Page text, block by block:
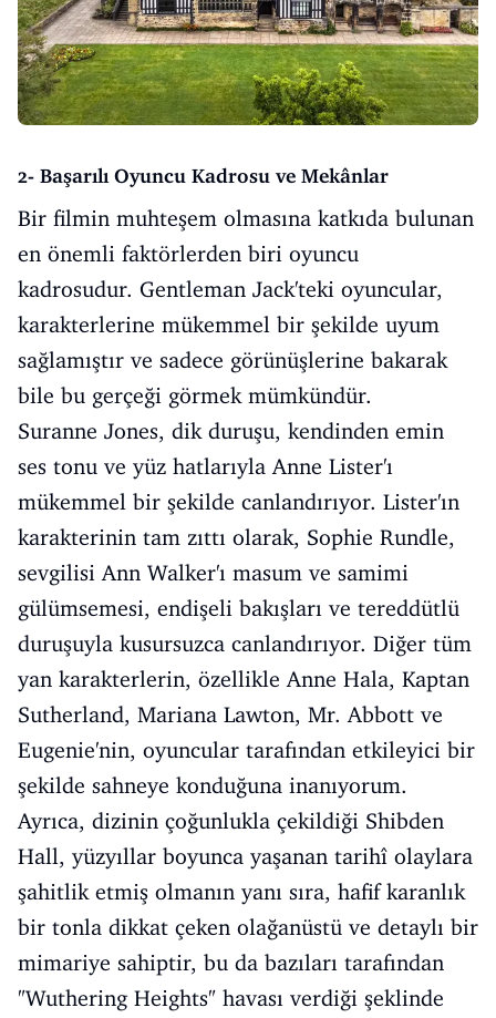
2- Başarılı Oyuncu Kadrosu ve Mekânlar
Bir filmin muhteşem olmasına katkıda bulunan
en önemli faktörlerden biri oyuncu
kadrosudur. Gentleman Jack'teki oyuncular,
karakterlerine mükemmel bir şekilde uyum
sağlamıştır ve sadece görünüşlerine bakarak
bile bu gerçeği görmek mümkündür.
Suranne Jones, dik duruşu, kendinden emin
ses tonu ve yüz hatlarıyla Anne Lister'ı
mükemmel bir şekilde canlandırıyor. Lister'ın
karakterinin tam zıttı olarak, Sophie Rundle,
sevgilisi Ann Walker'ı masum ve samimi
gülümsemesi, endişeli bakışları ve tereddütlü
duruşuyla kusursuzca canlandırıyor. Diğer tüm
yan karakterlerin, özellikle Anne Hala, Kaptan
Sutherland, Mariana Lawton, Mr. Abbott ve
Eugenie'nin, oyuncular tarafından etkileyici bir
şekilde sahneye konduğuna inanıyorum.
Ayrıca, dizinin çoğunlukla çekildiği Shibden
Hall, yüzyıllar boyunca yaşanan tarihî olaylara
şahitlik etmiş olmanın yanı sıra, hafif karanlık
bir tonla dikkat çeken olağanüstü ve detaylı bir
mimariye sahiptir, bu da bazıları tarafından
"Wuthering Heights" havası verdiği şeklinde